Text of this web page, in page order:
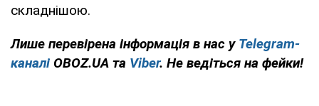
складнішою.
Лише перевірена інформація в нас у Telegram-
каналі OBOZ.UA та Viber. Не ведіться на фейки!